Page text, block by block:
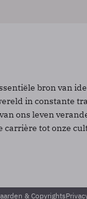
bron van
in constante
ons leven
carrière tot onze
& Copyrights